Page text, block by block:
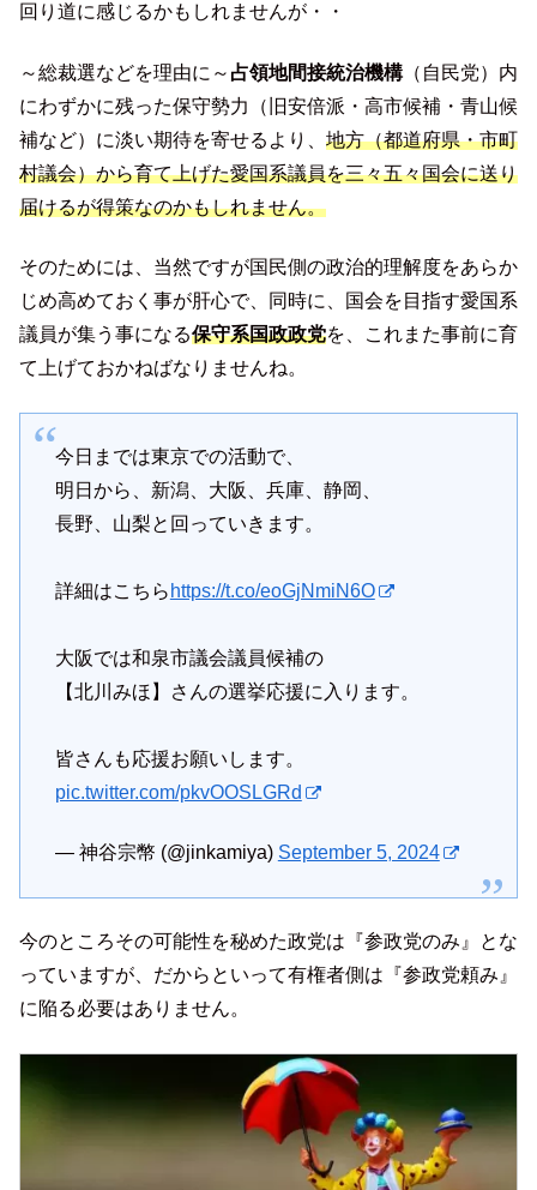
回り道に感じるかもしれませんが・・
～総裁選などを理由に～ 占領地間接統治機構（自民党）内
にわずかに残った保守勢力（旧安倍派・高市候補・青山候
補など）に淡い期待を寄せるより、 地方（都道府県・市町
村議会）から育て上げた愛国系議員を三々五々国会に送り
届けるが得策なのかもしれません。
そのためには、当然ですが国民側の政治的理解度をあらか
じめ高めておく事が肝心で、同時に、国会を目指す愛国系
議員が集う事になる保守系国政政党を、これまた事前に育
て上げておかねばなりませんね。
今日までは東京での活動で、
明日から、新潟、大阪、兵庫、静岡、
長野、山梨と回っていきます。
詳細はこちら https://t.co/eoGjNmiN6O
大阪では和泉市議会議員候補の
【北川みほ】さんの選挙応援に入ります。
皆さんも応援お願いします。
pic.twitter.com/pkvOOSLGRd
— 神谷宗幣 (@jinkamiya) September 5, 2024
今のところその可能性を秘めた政党は『参政党のみ』とな
っていますが、だからといって有権者側は『参政党頼み』
に陥る必要はありません。